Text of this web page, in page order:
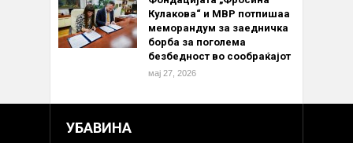
Кулакова“ и МВР потпишаа
меморандум за заедничка
борба за поголема
безбедност во сообраќајот
мај 27, 2026
УБАВИНА